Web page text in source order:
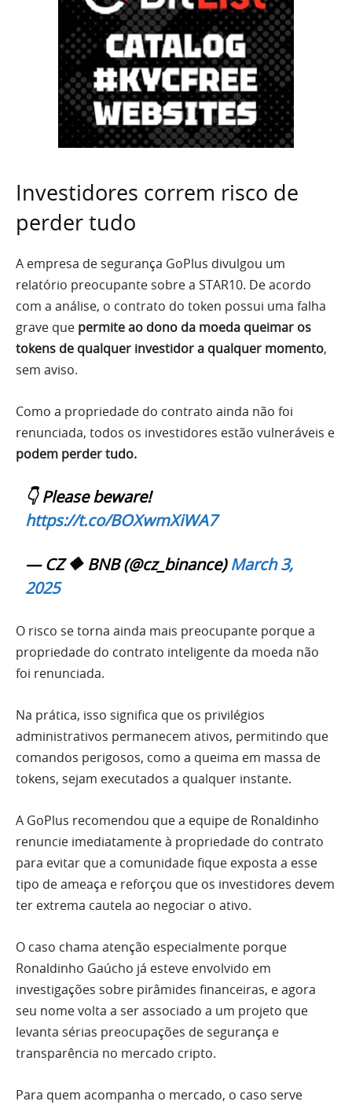
Investidores correm risco de
perder tudo
A empresa de segurança GoPlus divulgou um
relatório preocupante sobre a STAR10. De acordo
com a análise, o contrato do token possui uma falha
grave que permite ao dono da moeda queimar os
tokens de qualquer investidor a qualquer momento,
sem aviso.
Como a propriedade do contrato ainda não foi
renunciada, todos os investidores estão vulneráveis e
podem perder tudo.
👇 Please beware!
https://t.co/BOXwmXiWA7
— CZ 🔶 BNB (@cz_binance)March 3,
2025
O risco se torna ainda mais preocupante porque a
propriedade do contrato inteligente da moeda não
foi renunciada.
Na prática, isso significa que os privilégios
administrativos permanecem ativos, permitindo que
comandos perigosos, como a queima em massa de
tokens, sejam executados a qualquer instante.
A GoPlus recomendou que a equipe de Ronaldinho
renuncie imediatamente à propriedade do contrato
para evitar que a comunidade fique exposta a esse
tipo de ameaça e reforçou que os investidores devem
ter extrema cautela ao negociar o ativo.
O caso chama atenção especialmente porque
Ronaldinho Gaúcho já esteve envolvido em
investigações sobre pirâmides financeiras, e agora
seu nome volta a ser associado a um projeto que
levanta sérias preocupações de segurança e
transparência no mercado cripto.
Para quem acompanha o mercado, o caso serve